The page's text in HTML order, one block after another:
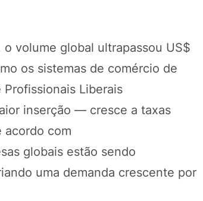
volume global ultrapassou US$
os sistemas de comércio de
Liberais
inserção — cresce a taxas
acordo com
globais estão sendo
uma demanda crescente por
COMPRAR